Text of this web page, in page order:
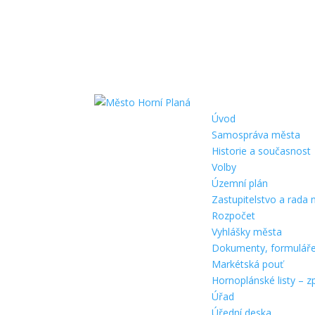
Úvod
Samospráva města
Historie a současnost
Volby
Územní plán
Zastupitelstvo a rada
Rozpočet
Vyhlášky města
Dokumenty, formuláře
Markétská pouť
Hornoplánské listy –
Úřad